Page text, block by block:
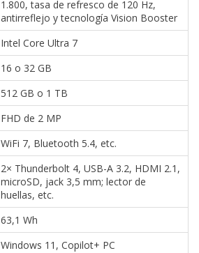
1.800, tasa de refresco de 120 Hz,
antirreflejo y tecnología Vision Booster
Intel Core Ultra 7
16 o 32 GB
512 GB o 1 TB
FHD de 2 MP
WiFi 7, Bluetooth 5.4, etc.
2× Thunderbolt 4, USB-A 3.2, HDMI 2.1,
microSD, jack 3,5 mm; lector de
huellas, etc.
63,1 Wh
Windows 11, Copilot+ PC